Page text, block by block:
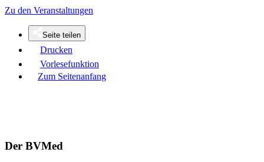
Zu den Veranstaltungen
Seite teilen
Drucken
Vorlesefunktion
Zum Seitenanfang
Der BVMed